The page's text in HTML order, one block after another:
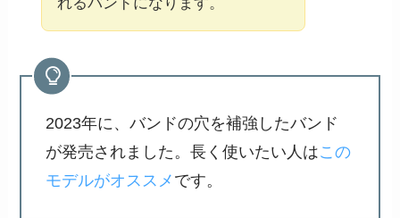
2023年に、バンドの穴を補強したバンド
が発売されました。長く使いたい人はこの
モデルがオススメ です。